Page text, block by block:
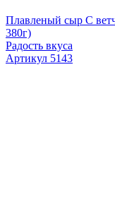
Плавленый сыр С
380г)
Радость вкуса
Артикул 5143